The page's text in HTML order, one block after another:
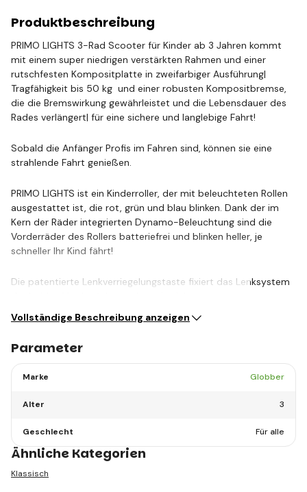
Produktbeschreibung
PRIMO LIGHTS 3-Rad Scooter für Kinder ab 3 Jahren kommt
mit einem super niedrigen verstärkten Rahmen und einer
rutschfesten Kompositplatte in zweifarbiger Ausführung|
Tragfähigkeit bis 50 kg und einer robusten Kompositbremse,
die die Bremswirkung gewährleistet und die Lebensdauer des
Rades verlängert| für eine sichere und langlebige Fahrt!
Sobald die Anfänger Profis im Fahren sind, können sie eine
strahlende Fahrt genießen.
PRIMO LIGHTS ist ein Kinderroller, der mit beleuchteten Rollen
ausgestattet ist, die rot, grün und blau blinken. Dank der im
Kern der Räder integrierten Dynamo-Beleuchtung sind die
Vorderräder des Rollers batteriefrei und blinken heller, je
schneller Ihr Kind fährt!
Die patentierte Lenkverriegelungstaste fixiert das Lenksystem
Vollständige Beschreibung anzeigen
Parameter
Marke Globber
Alter 3
Geschlecht Für alle
Ähnliche Kategorien
Klassisch